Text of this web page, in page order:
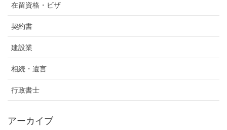
在留資格・ビザ
契約書
建設業
相続・遺言
行政書士
アーカイブ